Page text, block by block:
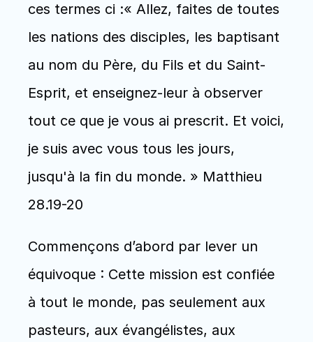
ces termes ci :« Allez, faites de toutes
les nations des disciples, les baptisant
au nom du Père, du Fils et du Saint-
Esprit, et enseignez-leur à observer
tout ce que je vous ai prescrit. Et voici,
je suis avec vous tous les jours,
jusqu'à la fin du monde. » Matthieu
28.19-20
Commençons d’abord par lever un
équivoque : Cette mission est confiée
à tout le monde, pas seulement aux
pasteurs, aux évangélistes, aux